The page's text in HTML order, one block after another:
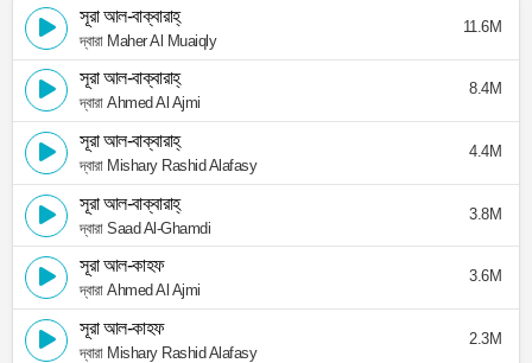
সূরা আল-বাক্বারাহ্
দ্বারা Maher Al Muaiqly
11.6M
সূরা আল-বাক্বারাহ্
দ্বারা Ahmed Al Ajmi
8.4M
সূরা আল-বাক্বারাহ্
দ্বারা Mishary Rashid Alafasy
4.4M
সূরা আল-বাক্বারাহ্
দ্বারা Saad Al-Ghamdi
3.8M
সূরা আল-কাহফ
দ্বারা Ahmed Al Ajmi
3.6M
সূরা আল-কাহফ
দ্বারা Mishary Rashid Alafasy
2.3M